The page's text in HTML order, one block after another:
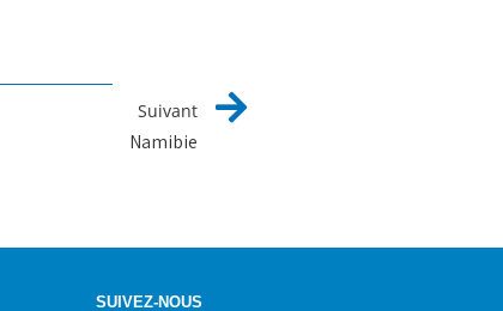
Suivant
Namibie
SUIVEZ-NOUS